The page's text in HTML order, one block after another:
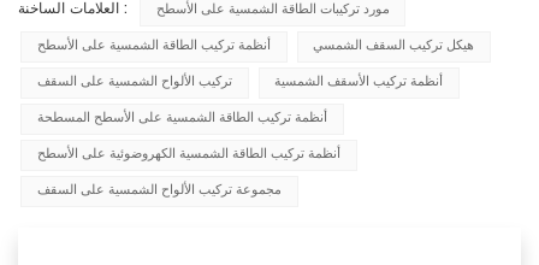
العلامات الساخنة : مورد تركيبات الطاقة الشمسية على الأسطح
أنظمة تركيب الطاقة الشمسية على الأسطح هيكل تركيب السقف الشمسي
تركيب الألواح الشمسية على السقف أنظمة تركيب الأسقف الشمسية
أنظمة تركيب الطاقة الشمسية على الأسطح المسطحة
أنظمة تركيب الطاقة الشمسية الكهروضوئية على الأسطح
مجموعة تركيب الألواح الشمسية على السقف